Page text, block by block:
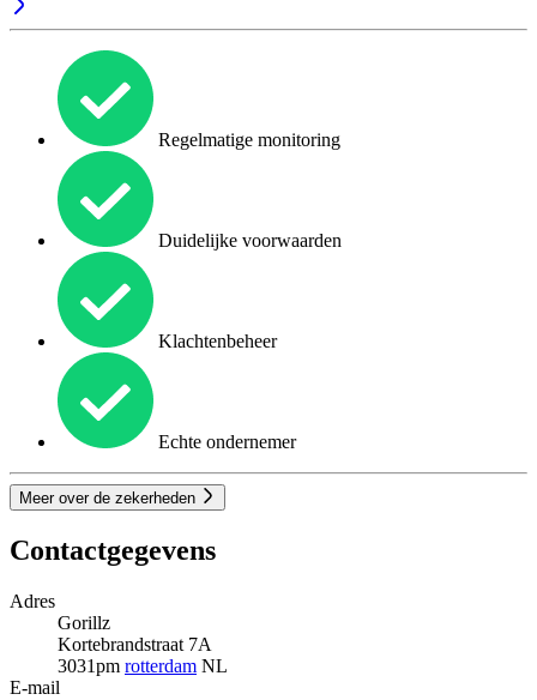
Regelmatige monitoring
Duidelijke voorwaarden
Klachtenbeheer
Echte ondernemer
Meer over de zekerheden
Contactgegevens
Adres
Gorillz
Kortebrandstraat 7A
3031pm rotterdam NL
E-mail